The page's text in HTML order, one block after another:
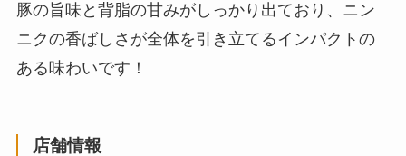
豚の旨味と背脂の甘みがしっかり出ており、ニン
ニクの香ばしさが全体を引き立てるインパクトの
ある味わいです！
店舗情報